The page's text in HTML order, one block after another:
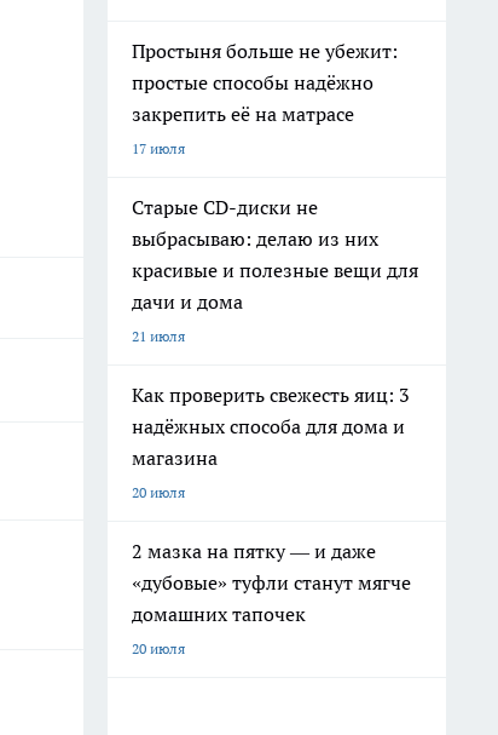
Простыня больше не убежит:
простые способы надёжно
закрепить её на матрасе
17 июля
Старые CD-диски не
выбрасываю: делаю из них
красивые и полезные вещи для
дачи и дома
21 июля
Как проверить свежесть яиц: 3
надёжных способа для дома и
магазина
20 июля
2 мазка на пятку — и даже
«дубовые» туфли станут мягче
домашних тапочек
20 июля